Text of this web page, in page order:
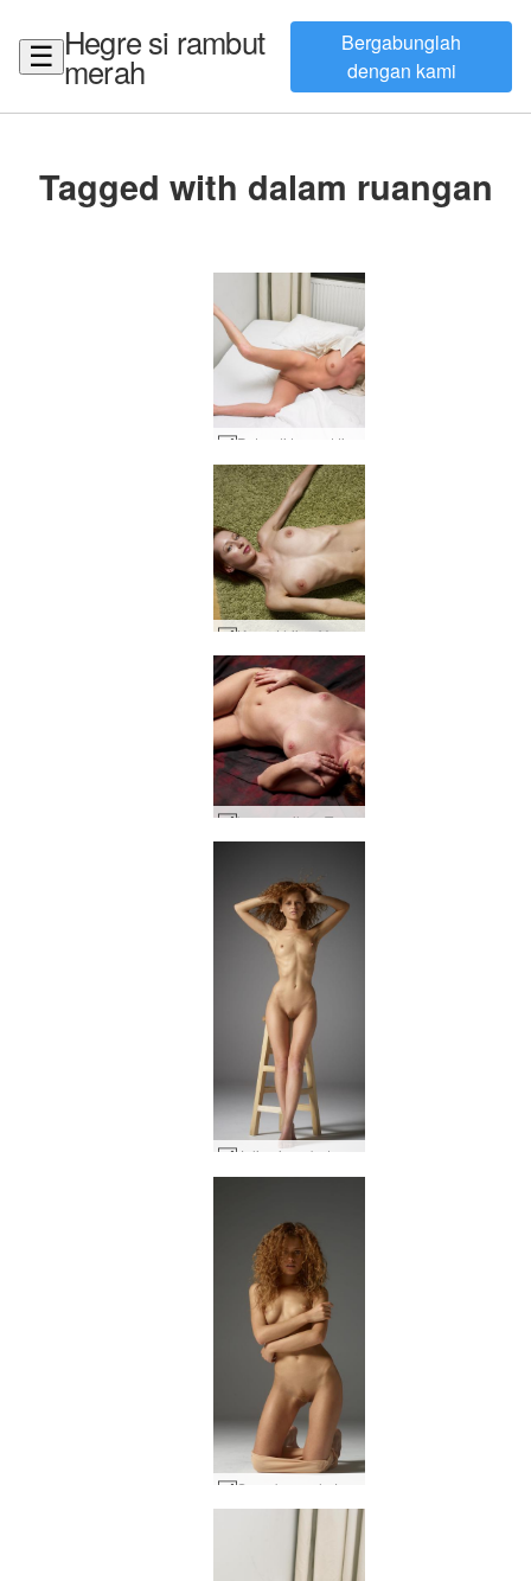
☰ Hegre si rambut
merah
Bergabunglah
dengan kami
Tagged with dalam ruangan
Karpet hijau Yanna bagian 2 #42
kecanggihan Tanita #53